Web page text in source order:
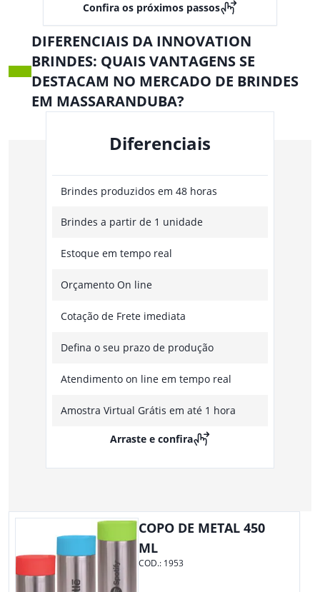
Confira os próximos passos
DIFERENCIAIS DA INNOVATION
BRINDES: QUAIS VANTAGENS SE
DESTACAM NO MERCADO DE BRINDES
EM MASSARANDUBA?
Diferenciais
Brindes produzidos em 48 horas
Brindes a partir de 1 unidade
Estoque em tempo real
Orçamento On line
Cotação de Frete imediata
Defina o seu prazo de produção
Atendimento on line em tempo real
Amostra Virtual Grátis em até 1 hora
Arraste e confira
COPO DE METAL 450
ML
COD.: 1953